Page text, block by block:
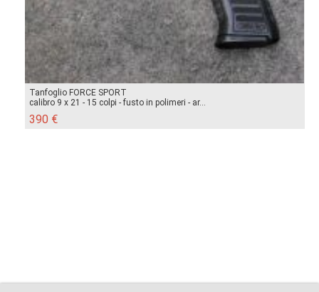
Tanfoglio FORCE SPORT
calibro 9 x 21 - 15 colpi - fusto in polimeri - ar...
390 €